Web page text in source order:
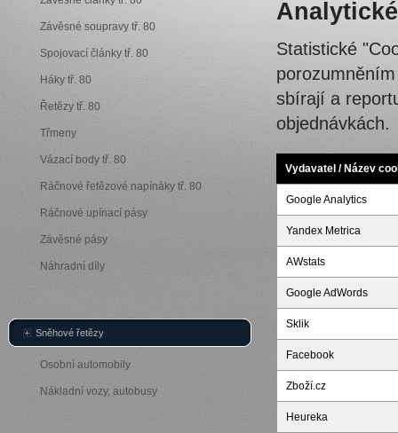
Statistické
sbírají a
objednávkách.
Vydavatel / Název
Google Analytics
Yandex Metrica
AWstats
Google AdWords
Sklik
Facebook
Zboží.cz
Heureka
Závěsné soupravy tř. 80
Spojovací články tř. 80
Háky tř. 80
Řetězy tř. 80
Třmeny
Vázací body tř. 80
Ráčnové řetězové napínáky tř. 80
Ráčnové upínací pásy
Závěsné pásy
Náhradní díly
Sněhové řetězy
Osobní automobily
Nákladní vozy, autobusy